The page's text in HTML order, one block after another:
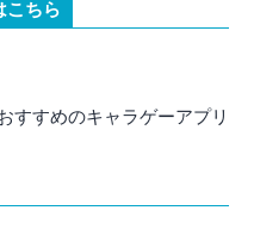
こちら
すすめのキャラゲーアプリ